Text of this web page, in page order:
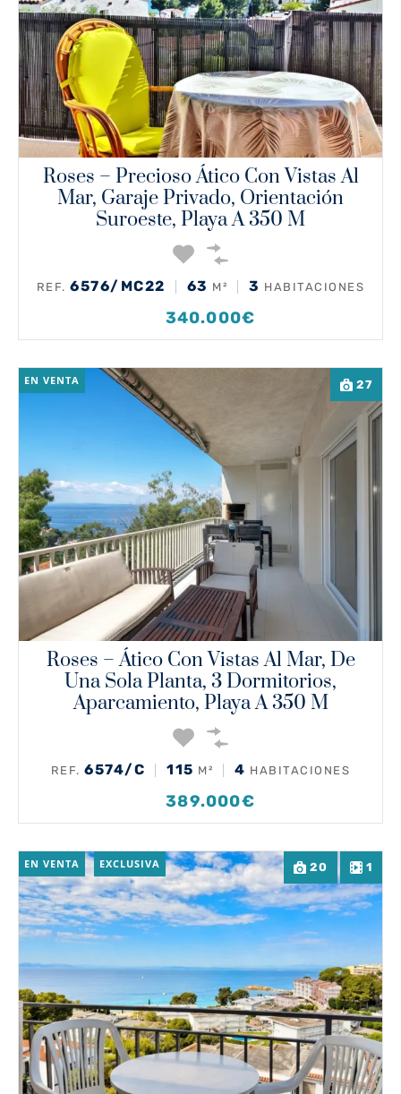
Roses – Precioso Ático Con Vistas Al
Mar, Garaje Privado, Orientación
Suroeste, Playa A 350 M
REF.6576/MC22 63 M² 3 HABITACIONES
340.000€
27
EN VENTA
Roses – Ático Con Vistas Al Mar, De
Una Sola Planta, 3 Dormitorios,
Aparcamiento, Playa A 350 M
REF.6574/C 115 M² 4 HABITACIONES
389.000€
20 1
EN VENTA EXCLUSIVA